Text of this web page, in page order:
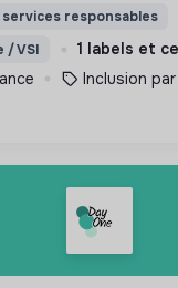
locaux et
responsables
/ VSI
1 labels et
Inclusion par